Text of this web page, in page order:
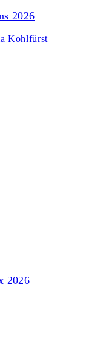
2026
Kohlfürst
2026